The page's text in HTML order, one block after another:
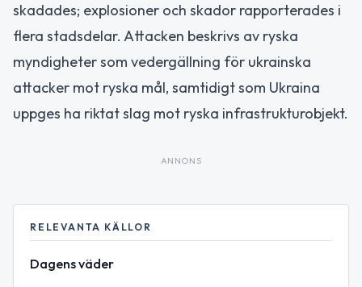
skadades; explosioner och skador rapporterades i
flera stadsdelar. Attacken beskrivs av ryska
myndigheter som vedergällning för ukrainska
attacker mot ryska mål, samtidigt som Ukraina
uppges ha riktat slag mot ryska infrastrukturobjekt.
ANNONS
RELEVANTA KÄLLOR
Dagens väder